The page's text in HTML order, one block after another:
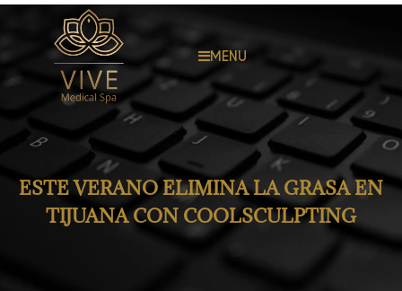
MENU
ESTE VERANO ELIMINA LA GRASA EN
TIJUANA CON COOLSCULPTING